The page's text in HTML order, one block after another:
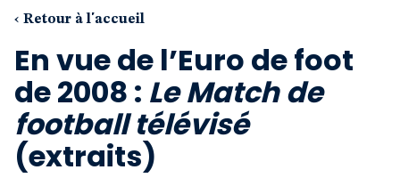
Nos propositions
Notre revue
Boutique
‹ Retour à l'accueil
En vue de l’Euro de foot
de 2008 : Le Match de
football télévisé
(extraits)